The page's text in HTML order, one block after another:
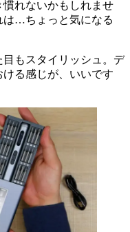
れないかもしれませ
は…ちょっと気になる
もスタイリッシュ。デ
る感じが、いいです